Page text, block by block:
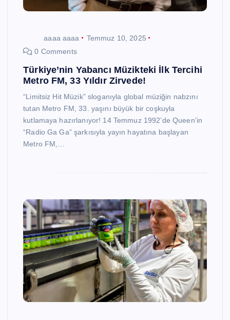
aaaa aaaa
Temmuz 10, 2025
0 Comments
Türkiye’nin Yabancı Müzikteki İlk Tercihi
Metro FM, 33 Yıldır Zirvede!
“Limitsiz Hit Müzik” sloganıyla global müziğin nabzını
tutan Metro FM, 33. yaşını büyük bir coşkuyla
kutlamaya hazırlanıyor! 14 Temmuz 1992’de Queen’in
“Radio Ga Ga” şarkısıyla yayın hayatına başlayan
Metro FM,…